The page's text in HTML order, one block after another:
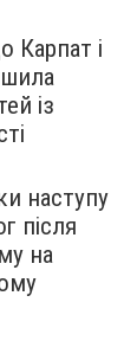
Карпат і
із
наступу
після
на